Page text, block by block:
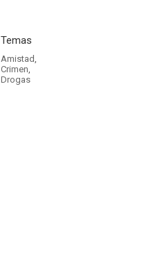
Temas
Amistad,
Crimen,
Drogas